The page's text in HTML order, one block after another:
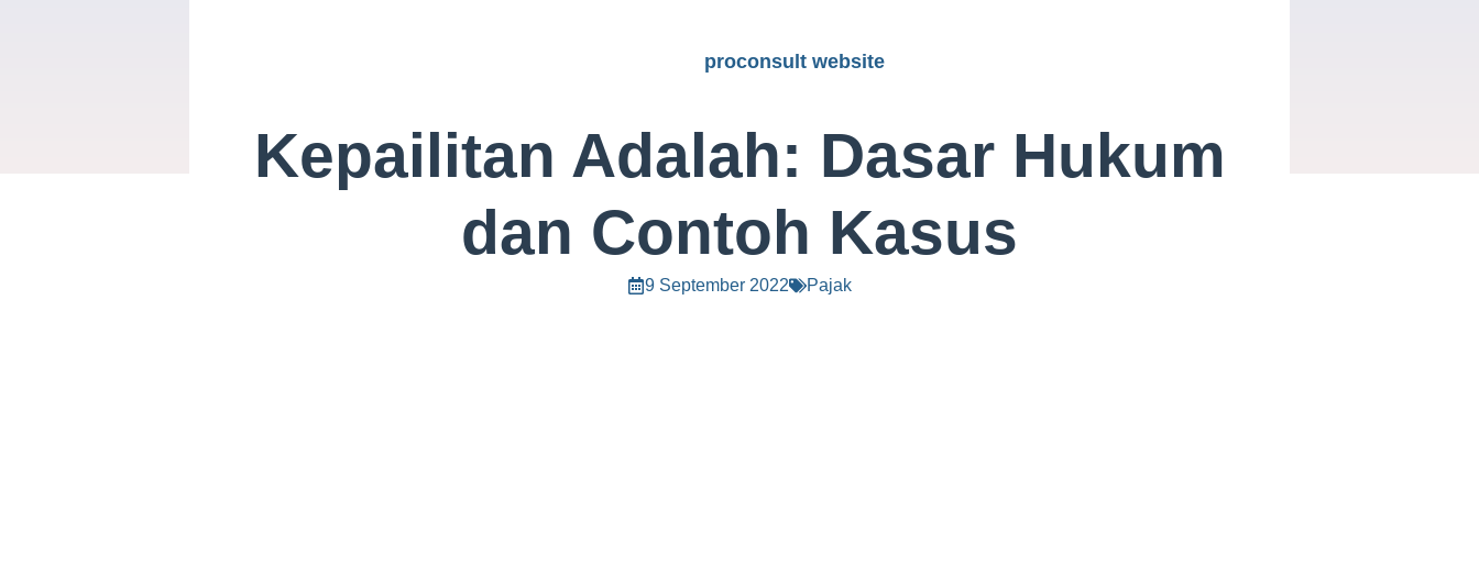
proconsult website
Kepailitan Adalah: Dasar Hukum
dan Contoh Kasus
9 September 2022 Pajak